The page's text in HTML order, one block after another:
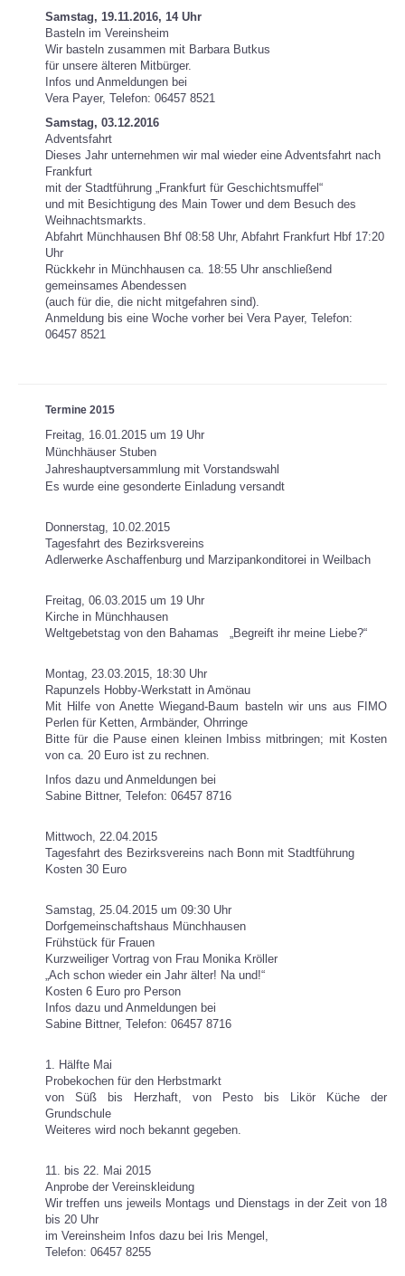
Samstag, 19.11.2016, 14 Uhr
Basteln im Vereinsheim
Wir basteln zusammen mit Barbara Butkus
für unsere älteren Mitbürger.
Infos und Anmeldungen bei
Vera Payer, Telefon: 06457 8521
Samstag, 03.12.2016
Adventsfahrt
Dieses Jahr unternehmen wir mal wieder eine Adventsfahrt nach
Frankfurt
mit der Stadtführung „Frankfurt für Geschichtsmuffel“
und mit Besichtigung des Main Tower und dem Besuch des
Weihnachtsmarkts.
Abfahrt Münchhausen Bhf 08:58 Uhr, Abfahrt Frankfurt Hbf 17:20
Uhr
Rückkehr in Münchhausen ca. 18:55 Uhr anschließend
gemeinsames Abendessen
(auch für die, die nicht mitgefahren sind).
Anmeldung bis eine Woche vorher bei Vera Payer, Telefon:
06457 8521
Termine 2015
Freitag, 16.01.2015 um 19 Uhr
Münchhäuser Stuben
Jahreshauptversammlung mit Vorstandswahl
Es wurde eine gesonderte Einladung versandt
Donnerstag, 10.02.2015
Tagesfahrt des Bezirksvereins
Adlerwerke Aschaffenburg und Marzipankonditorei in Weilbach
Freitag, 06.03.2015 um 19 Uhr
Kirche in Münchhausen
Weltgebetstag von den Bahamas „Begreift ihr meine Liebe?“
Montag, 23.03.2015, 18:30 Uhr
Rapunzels Hobby-Werkstatt in Amönau
Mit Hilfe von Anette Wiegand-Baum basteln wir uns aus FIMO
Perlen für Ketten, Armbänder, Ohrringe
Bitte für die Pause einen kleinen Imbiss mitbringen; mit Kosten
von ca. 20 Euro ist zu rechnen.
Infos dazu und Anmeldungen bei
Sabine Bittner, Telefon: 06457 8716
Mittwoch, 22.04.2015
Tagesfahrt des Bezirksvereins nach Bonn mit Stadtführung
Kosten 30 Euro
Samstag, 25.04.2015 um 09:30 Uhr
Dorfgemeinschaftshaus Münchhausen
Frühstück für Frauen
Kurzweiliger Vortrag von Frau Monika Kröller
„Ach schon wieder ein Jahr älter! Na und!“
Kosten 6 Euro pro Person
Infos dazu und Anmeldungen bei
Sabine Bittner, Telefon: 06457 8716
1. Hälfte Mai
Probekochen für den Herbstmarkt
von Süß bis Herzhaft, von Pesto bis Likör Küche der
Grundschule
Weiteres wird noch bekannt gegeben.
11. bis 22. Mai 2015
Anprobe der Vereinskleidung
Wir treffen uns jeweils Montags und Dienstags in der Zeit von 18
bis 20 Uhr
im Vereinsheim Infos dazu bei Iris Mengel,
Telefon: 06457 8255